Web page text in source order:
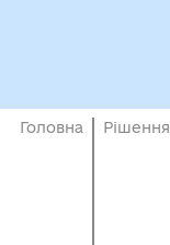
Головна Рішення